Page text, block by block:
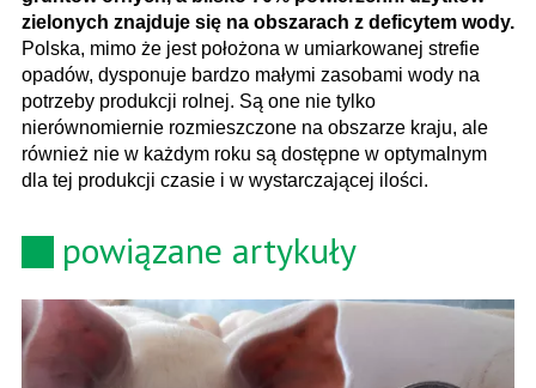
zielonych znajduje się na obszarach z deficytem wody.
Polska, mimo że jest położona w umiarkowanej strefie
opadów, dysponuje bardzo małymi zasobami wody na
potrzeby produkcji rolnej. Są one nie tylko
nierównomiernie rozmieszczone na obszarze kraju, ale
również nie w każdym roku są dostępne w optymalnym
dla tej produkcji czasie i w wystarczającej ilości.
powiązane artykuły